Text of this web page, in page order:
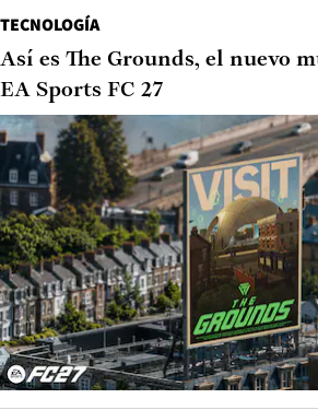
TECNOLOGÍA
Así es The Grounds, el nuevo
EA Sports FC 27